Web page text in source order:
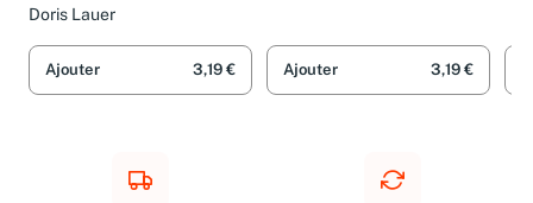
Juliette est malade ;
périmé )
Doris Lauer
Ajouter 3,19 € Ajouter 3,19 €